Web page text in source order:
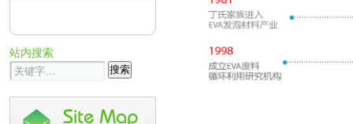
站内搜索